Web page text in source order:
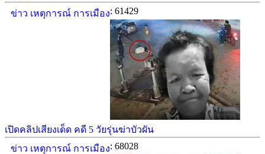
ข่าว เหตุการณ์ การเมือง: 61429
เปิดคลิปเสียงเด็ด คดี 5 วัยรุ่นฆ่าบัวผัน
ข่าว เหตุการณ์ การเมือง: 68028